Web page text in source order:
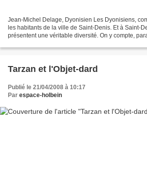
Jean-Michel Delage, Dyonisien Les Dyonisiens,
les habitants de la ville de Saint-Denis. Et à Saint-
présentent une véritable diversité. On y compte,
Tarzan et l'Objet-dard
Publié le 21/04/2008 à 10:17
Par espace-holbein